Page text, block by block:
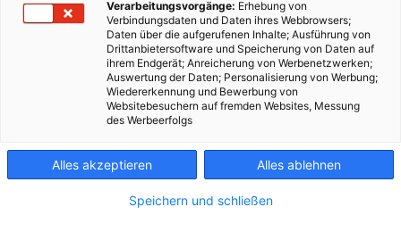
Verarbeitungsvorgänge: Erhebung von
Verbindungsdaten und Daten ihres Webbrowsers;
Daten über die aufgerufenen Inhalte; Ausführung von
Drittanbietersoftware und Speicherung von Daten auf
ihrem Endgerät; Anreicherung von Werbenetzwerken;
Auswertung der Daten; Personalisierung von Werbung;
Wiedererkennung und Bewerbung von
Websitebesuchern auf fremden Websites, Messung
des Werbeerfolgs
Alles akzeptieren Alles ablehnen
Speichern und schließen